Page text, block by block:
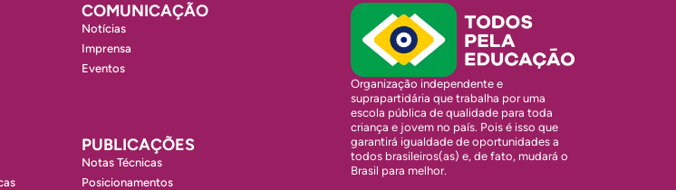
COMUNICAÇÃO
Notícias
Imprensa
Eventos
PUBLICAÇÕES
Notas Técnicas
Posicionamentos
Organização independente e
suprapartidária que trabalha por uma
escola pública de qualidade para toda
criança e jovem no país. Pois é isso que
garantirá igualdade de oportunidades a
todos brasileiros(as) e, de fato, mudará o
Brasil para melhor.